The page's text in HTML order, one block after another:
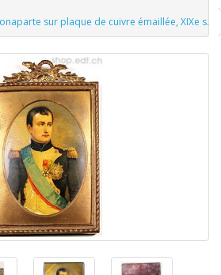
sur plaque de cuivre émaillée, XIXe s.